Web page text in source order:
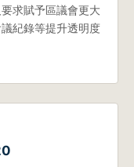
求賦予區議會更大
紀錄等提升透明度